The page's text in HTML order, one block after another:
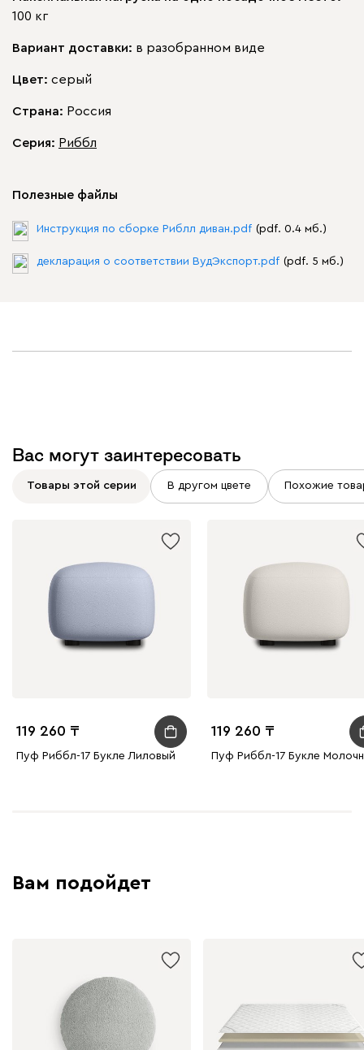
100 кг
Вариант доставки: в разобранном виде
Цвет: серый
Страна: Россия
Серия: Риббл
Полезные файлы
Инструкция по сборке Риблл диван.pdf (pdf. 0.4 мб.)
декларация о соответствии ВудЭкспорт.pdf (pdf. 5 мб.)
Вас могут заинтересовать
Товары этой серии В другом цвете Похожие
119 260
Пуф Риббл-17 Букле Лиловый
119 260
Пуф Риббл-17 Букле
Вам подойдет